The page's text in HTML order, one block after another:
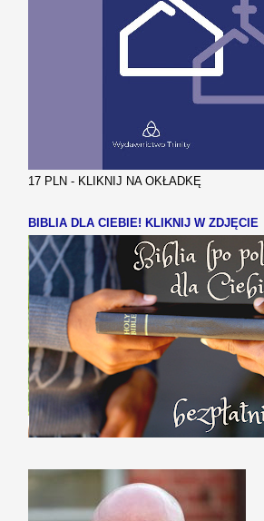
17 PLN - KLIKNIJ NA OKŁADKĘ
BIBLIA DLA CIEBIE! KLIKNIJ W ZDJĘCIE